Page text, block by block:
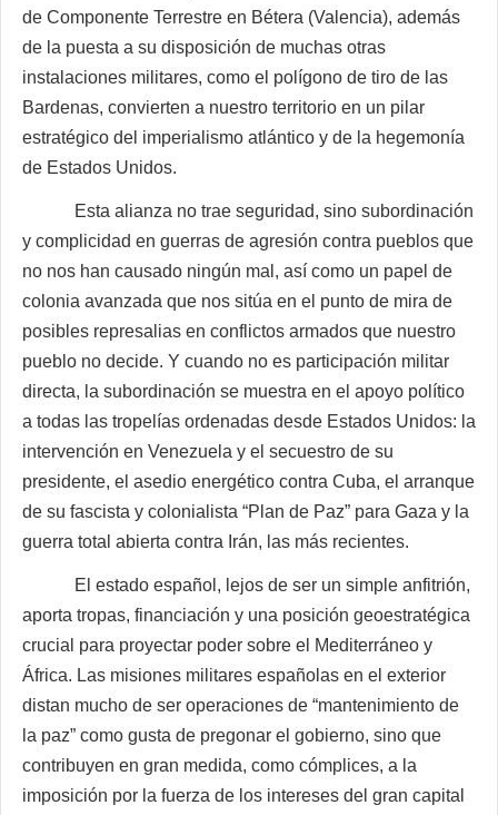
de Componente Terrestre en Bétera (Valencia), además
de la puesta a su disposición de muchas otras
instalaciones militares, como el polígono de tiro de las
Bardenas, convierten a nuestro territorio en un pilar
estratégico del imperialismo atlántico y de la hegemonía
de Estados Unidos.
Esta alianza no trae seguridad, sino subordinación
y complicidad en guerras de agresión contra pueblos que
no nos han causado ningún mal, así como un papel de
colonia avanzada que nos sitúa en el punto de mira de
posibles represalias en conflictos armados que nuestro
pueblo no decide. Y cuando no es participación militar
directa, la subordinación se muestra en el apoyo político
a todas las tropelías ordenadas desde Estados Unidos: la
intervención en Venezuela y el secuestro de su
presidente, el asedio energético contra Cuba, el arranque
de su fascista y colonialista “Plan de Paz” para Gaza y la
guerra total abierta contra Irán, las más recientes.
El estado español, lejos de ser un simple anfitrión,
aporta tropas, financiación y una posición geoestratégica
crucial para proyectar poder sobre el Mediterráneo y
África. Las misiones militares españolas en el exterior
distan mucho de ser operaciones de “mantenimiento de
la paz” como gusta de pregonar el gobierno, sino que
contribuyen en gran medida, como cómplices, a la
imposición por la fuerza de los intereses del gran capital